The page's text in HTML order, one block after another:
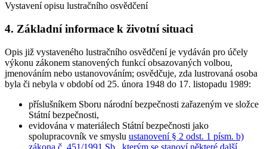
Vystavení opisu lustračního osvědčení
4. Základní informace k životní situaci
Opis již vystaveného lustračního osvědčení je vydáván pro účely
výkonu zákonem stanovených funkcí obsazovaných volbou,
jmenováním nebo ustanovováním; osvědčuje, zda lustrovaná osoba
byla či nebyla v období od 25. února 1948 do 17. listopadu 1989:
příslušníkem Sboru národní bezpečnosti zařazeným ve složce
Státní bezpečnosti,
evidována v materiálech Státní bezpečnosti jako
spolupracovník ve smyslu ustanovení § 2 odst. 1 písm. b)
zákona č. 451/1991 Sb., kterým se stanoví některé další